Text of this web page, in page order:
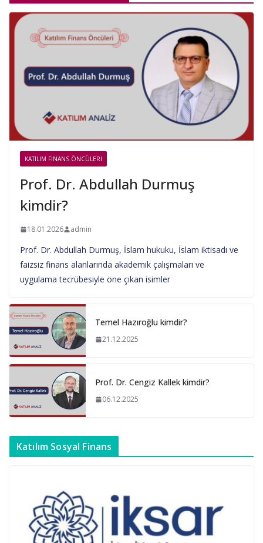
KATILIM FINANS ÖNCÜLERI
Prof. Dr. Abdullah Durmuş
kimdir?
18.01.2026 admin
Prof. Dr. Abdullah Durmuş, İslam hukuku, İslam iktisadı ve
faizsiz finans alanlarında akademik çalışmaları ve
uygulama tecrübesiyle öne çıkan isimler
Temel Hazıroğlu kimdir?
21.12.2025
Prof. Dr. Cengiz Kallek kimdir?
06.12.2025
Katılım Sosyal Finans